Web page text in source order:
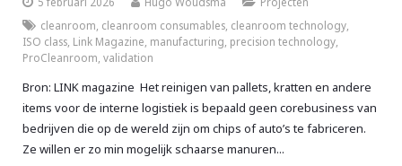
cleanroom cleanroom consumables cleanroom technology
ISO class Link Magazine manufacturing precision technology
ProCleanroom validation
Bron: LINK magazine Het reinigen van pallets, kratten en andere
items voor de interne logistiek is bepaald geen corebusiness van
bedrijven die op de wereld zijn om chips of auto’s te fabriceren.
Ze willen er zo min mogelijk schaarse manuren...